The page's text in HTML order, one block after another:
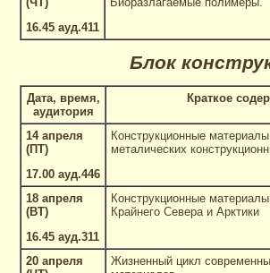
16.45 ауд.411
Блок
Дата, время,
аудитория
Краткое
14 апреля
(ПТ)
17.00 ауд.446
Конструкционные
металических
18 апреля
(ВТ)
16.45 ауд.311
Конструкционные
Крайнего Севера и Арктики
20 апреля
Жизненный цикл